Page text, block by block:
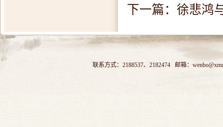
下一篇： 徐悲鸿
联系方式：2188537、2182474 邮箱：